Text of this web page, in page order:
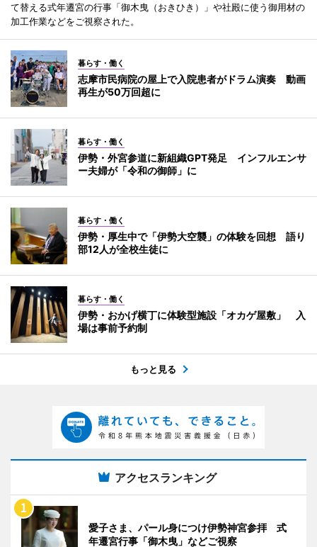
て替える式年遷宮の行事「御木曳（おきひき）」や社殿に使う御用材の
加工作業などをご視察された。
暮らす・働く
志摩市民病院の屋上で入院患者がドラム演奏 動画
再生が50万回超に
暮らす・働く
伊勢・外宮参道に新組織GPT発足 インフルエンサ
ー夫婦が「令和の御師」に
暮らす・働く
伊勢・厚生中で「伊勢大空襲」の体験を回想 語り
部12人が全校生徒に
暮らす・働く
伊勢・おかげ横丁に体験型施設「オカゲ屋敷」 入
場は事前予約制
もっと見る
アクセスランキング
愛子さま、パール身につけ伊勢神宮参拝 式
年遷宮行事「御木曳」などご視察